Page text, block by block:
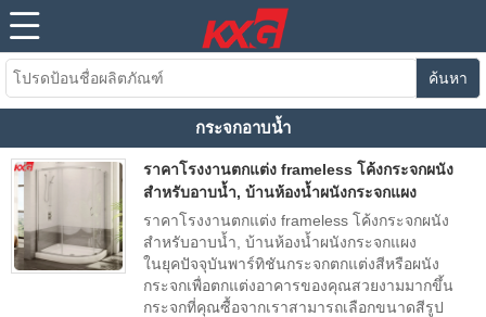
ค้นหา
กระจกอาบน้ำ
ราคาโรงงานตกแต่ง frameless โค้งกระจกผนัง
สำหรับอาบน้ำ, บ้านห้องน้ำผนังกระจกแผง
ราคาโรงงานตกแต่ง frameless โค้งกระจกผนัง
สำหรับอาบน้ำ, บ้านห้องน้ำผนังกระจกแผง
ในยุคปัจจุบันพาร์ทิชันกระจกตกแต่งสีหรือผนัง
กระจกเพื่อตกแต่งอาคารของคุณสวยงามมากขึ้น
กระจกที่คุณซื้อจากเราสามารถเลือกขนาดสีรูป